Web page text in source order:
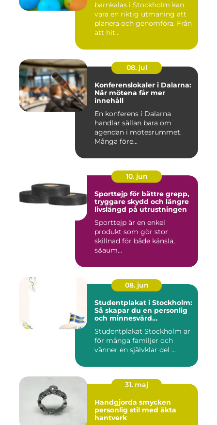
barnkalas i Stockholm kan
vara en riktig utmaning att
planera och genomföra. Från
att hit...
08. jul
Konferenslokaler i Dalarna:
När mötena får mer
innehåll
En konferens i Dalarna
handlar sällan bara om
agendan i mötesrummet.
Många före...
10. jun
Sporttejp för bättre grepp,
tryggare skydd och längre
livslängd på utrustningen
Sporttejp är en enkel
produkt som gör stor
skillnad för både känsla,
s&aum...
08. jun
Studentplakat i Stockholm:
Så skapar du en personlig
och minnesvärd
Studentplakat Stockholm är
för många familjer och
vänner en självklar del ...
31. maj
Handgjorda smycken
personlig stil med äkta
hantverk